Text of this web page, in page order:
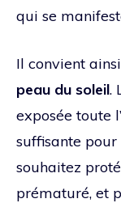
qui se
Il convient
peau du soleil.
exposée toute
suffisante pour
souhaitez
prématuré, et